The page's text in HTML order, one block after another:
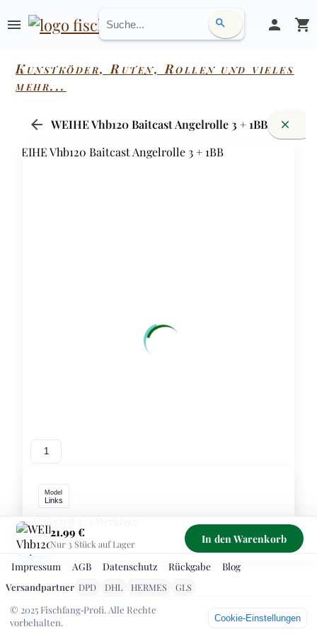
menu search person shopping_cart
Kunstköder, Ruten, Rollen und vieles
mehr...
arrow_back WEIHE Vhb120 Baitcast Angelrolle 3 + 1BB close
1
Model
Links
Lieferzeit 2–3 Werktage
Preis 21.99 €
inkl. MwSt., zzgl. Versand
Sichere Zahlung über PayPal – Kreditkarte/SEPA ohne
PayPal‑Konto möglich. Kostenloser Versand ab 99 €
- 1 +
21.99 €
Nur 3 Stück auf Lager In den Warenkorb
Impressum AGB Datenschutz Rückgabe Blog
Versandpartner DPD DHL HERMES
GLS
© 2025 Fischfang‑Profi. Alle Rechte
vorbehalten.
Cookie‑Einstellungen